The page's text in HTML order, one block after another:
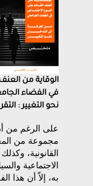
الوقاية من
في الفضاء
نحو التغيير :
على الرغم من
مجموعة من
القانونية،
الاجتماعية
به، إلاّ أن هذا